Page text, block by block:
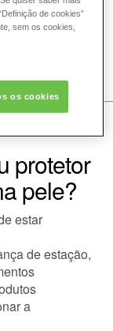
protetor
pele?
estar
de estação,
a
de cookies”
sem os cookies,
os cookies